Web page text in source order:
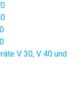
V 30, V 40 und